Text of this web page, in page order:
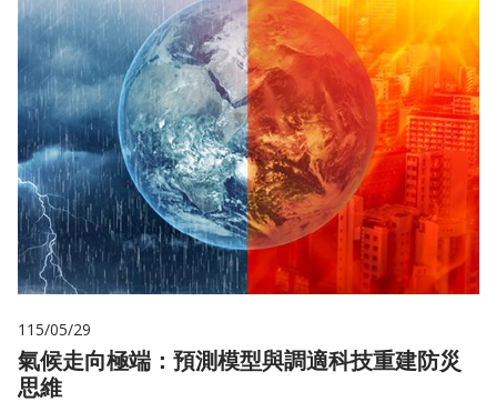
115/05/29
氣候走向極端：預測模型與調適科技重建防災
思維